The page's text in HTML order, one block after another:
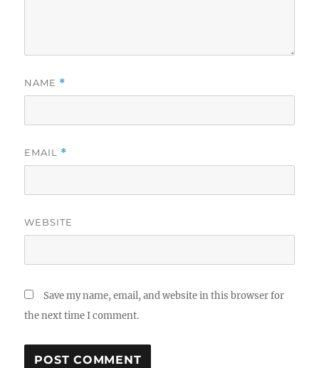
NAME *
EMAIL *
WEBSITE
Save my name, email, and website in this browser for
the next time I comment.